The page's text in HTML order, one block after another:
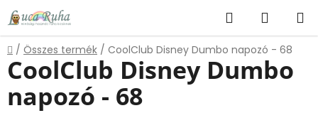
Ugrás
fő
tartalomhoz
KeresésKOSÁR
Kezdőlap
/ Összes termék / CoolClub Disney Dumbo napozó - 68
CoolClub Disney Dumbo
napozó - 68